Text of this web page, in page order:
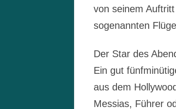
von seinem
sogenannten
Der Star des
Ein gut
aus dem
Messias, Führer